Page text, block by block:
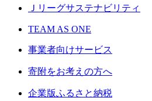
Ｊリーグサステナビリティ
TEAM AS ONE
事業者向けサービス
寄附をお考えの方へ
企業版ふるさと納税